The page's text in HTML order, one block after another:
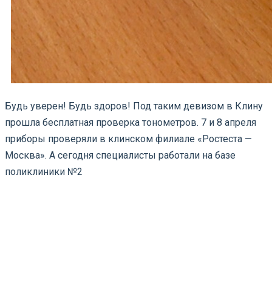
Будь уверен! Будь здоров! Под таким девизом в Клину
прошла бесплатная проверка тонометров. 7 и 8 апреля
приборы проверяли в клинском филиале «Ростеста —
Москва». А сегодня специалисты работали на базе
поликлиники №2